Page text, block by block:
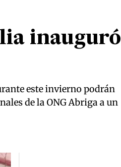
inauguró
este invierno podrán
de la ONG Abriga a un